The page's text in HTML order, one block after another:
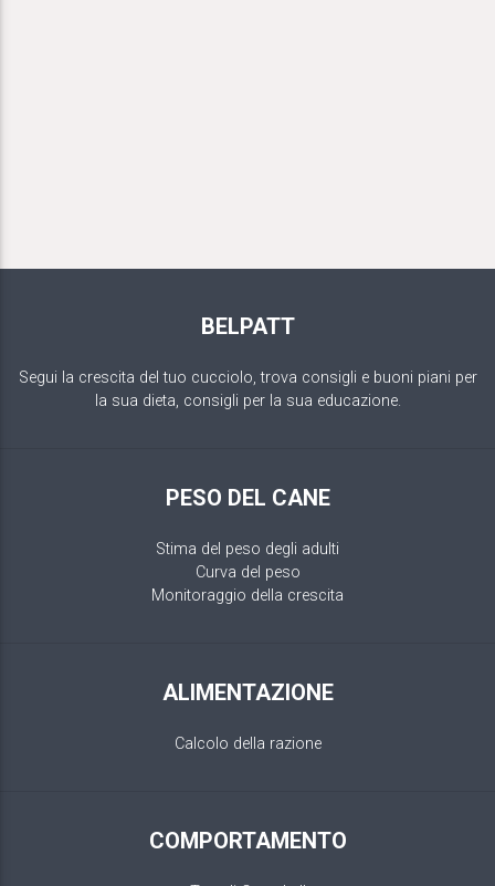
BELPATT
Segui la crescita del tuo cucciolo, trova consigli e buoni piani per
la sua dieta, consigli per la sua educazione.
PESO DEL CANE
Stima del peso degli adulti
Curva del peso
Monitoraggio della crescita
ALIMENTAZIONE
Calcolo della razione
COMPORTAMENTO